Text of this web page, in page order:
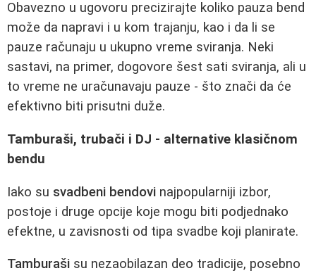
Obavezno u ugovoru precizirajte koliko pauza bend
može da napravi i u kom trajanju, kao i da li se
pauze računaju u ukupno vreme sviranja. Neki
sastavi, na primer, dogovore šest sati sviranja, ali u
to vreme ne uračunavaju pauze - što znači da će
efektivno biti prisutni duže.
Tamburaši, trubači i DJ - alternative klasičnom
bendu
Iako su svadbeni bendovi najpopularniji izbor,
postoje i druge opcije koje mogu biti podjednako
efektne, u zavisnosti od tipa svadbe koji planirate.
Tamburaši su nezaobilazan deo tradicije, posebno